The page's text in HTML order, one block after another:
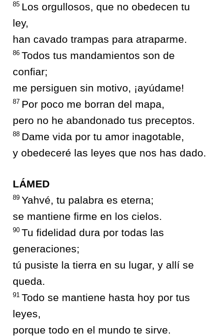
85 Los orgullosos, que no obedecen tu
ley,
han cavado trampas para atraparme.
86 Todos tus mandamientos son de
confiar;
me persiguen sin motivo, ¡ayúdame!
87 Por poco me borran del mapa,
pero no he abandonado tus preceptos.
88 Dame vida por tu amor inagotable,
y obedeceré las leyes que nos has dado.
LÁMED
89 Yahvé, tu palabra es eterna;
se mantiene firme en los cielos.
90 Tu fidelidad dura por todas las
generaciones;
tú pusiste la tierra en su lugar, y allí se
queda.
91 Todo se mantiene hasta hoy por tus
leyes,
porque todo en el mundo te sirve.